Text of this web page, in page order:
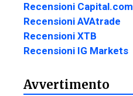
Recensioni Capital.com
Recensioni AVAtrade
Recensioni XTB
Recensioni IG Markets
Avvertimento